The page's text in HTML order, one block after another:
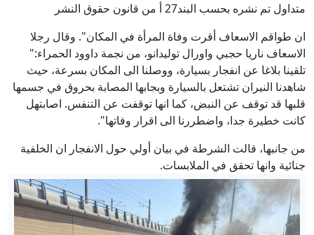
متداول تم نشره بحسب البند27 أ من قانون حقوق النشر
ان طواقم الاسعاف أقرت وفاة المرأة في المكان". وقال رجلا
الاسعاف ناريا حجبي واورال توليدانو، من نجمة داوود الحمراء:"
تلقينا بلاغا عن انفجار بسيارة، ووصلنا الى المكان بسرعة، حيث
شاهدنا النيران تشتعل بالسيارة وبجابها المصابة بحروق في جسمها
قلبها قد توقف عن النبض، كما انها توقفت عن التنفس. اصابتهل
كانت خطيرة جدا، واضطررنا الى اقرار وفاتها".
من جانبها، قالت الشرطة في بيان أولي حول الانفجار ان الخلفية
جنائية وانها تحقق في الملابسات.